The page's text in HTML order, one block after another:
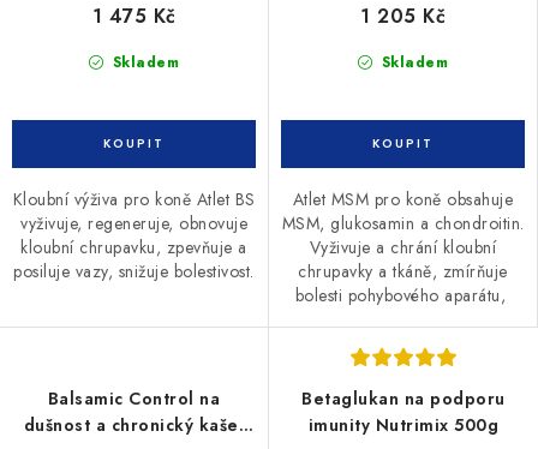
Skladem
1 475 Kč
Kloubní výživa pro koně Atlet BS
vyživuje, regeneruje, obnovuje
kloubní chrupavku, zpevňuje a
posiluje vazy, snižuje bolestivost.
Skladem
1 205 Kč
Atlet MSM pro koně obsahuje
MSM, glukosamin a chondroitin.
Vyživuje a chrání kloubní
chrupavky a tkáně, zmírňuje
bolesti pohybového aparátu,
Balsamic Control na
dušnost a chronický kašel
Betaglukan na podporu
imunity Nutrimix 500g